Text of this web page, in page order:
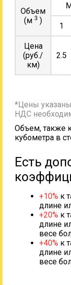
Объем
(м 3 )
1
Цена
(руб./
км)
2.5
*Цены
НДС
Объем, также
кубометра в
Есть
+10% к
длине
+20% к
длине
весе
+40% к
длине
весе